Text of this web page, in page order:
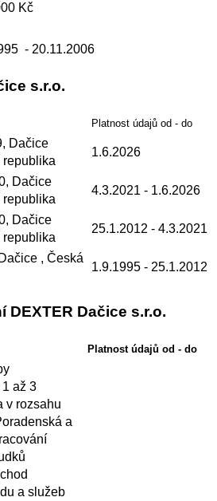
Kč
- 20.11.2006
s.r.o.
Platnost údajů od - do
Dačice
republika
1.6.2026
Dačice
republika
4.3.2021 - 1.6.2026
Dačice
republika
25.1.2012 - 4.3.2021
, Česká
1.9.1995- 25.1.2012
DEXTER Dačice s.r.o.
Platnost údajů od - do
až 3
v rozsahu
a
a služeb